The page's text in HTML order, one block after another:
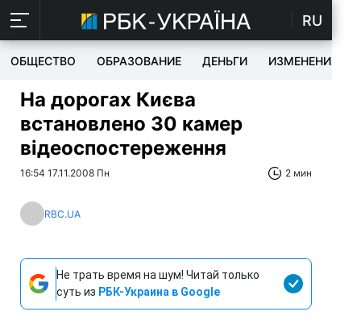
RU
ОБЩЕСТВО ОБРАЗОВАНИЕ ДЕНЬГИ ИЗМЕНЕНИЯ
На дорогах Києва
встановлено 30 камер
відеоспостереження
16:54 17.11.2008 Пн 2 мин
RBC.UA
Не трать время на шум! Читай только
суть из РБК-Украина в Google